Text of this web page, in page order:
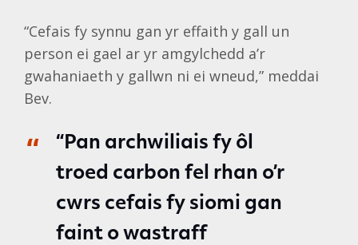
“Cefais fy synnu gan yr effaith y gall un
person ei gael ar yr amgylchedd a’r
gwahaniaeth y gallwn ni ei wneud,” meddai
Bev.
“Pan archwiliais fy ôl
troed carbon fel rhan o’r
cwrs cefais fy siomi gan
faint o wastraff